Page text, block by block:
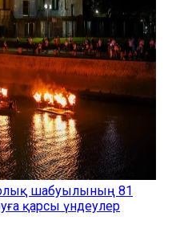
шабуылының 81
қарсы үндеулер